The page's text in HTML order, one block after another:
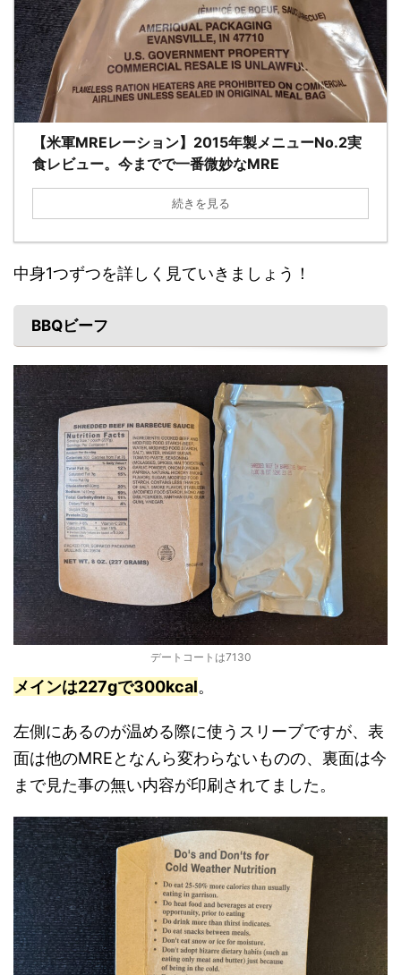
【米軍MREレーション】2015年製メニューNo.2実
食レビュー。今までで一番微妙なMRE
続きを見る
中身1つずつを詳しく見ていきましょう！
BBQビーフ
デートコートは7130
メインは227gで300kcal。
左側にあるのが温める際に使うスリーブですが、表
面は他のMREとなんら変わらないものの、裏面は今
まで見た事の無い内容が印刷されてました。